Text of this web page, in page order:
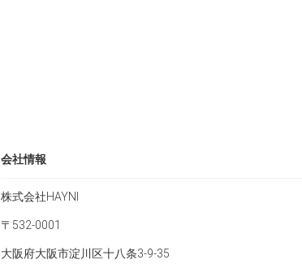
会社情報
株式会社HAYNI
〒532-0001
大阪府大阪市淀川区十八条3-9-35